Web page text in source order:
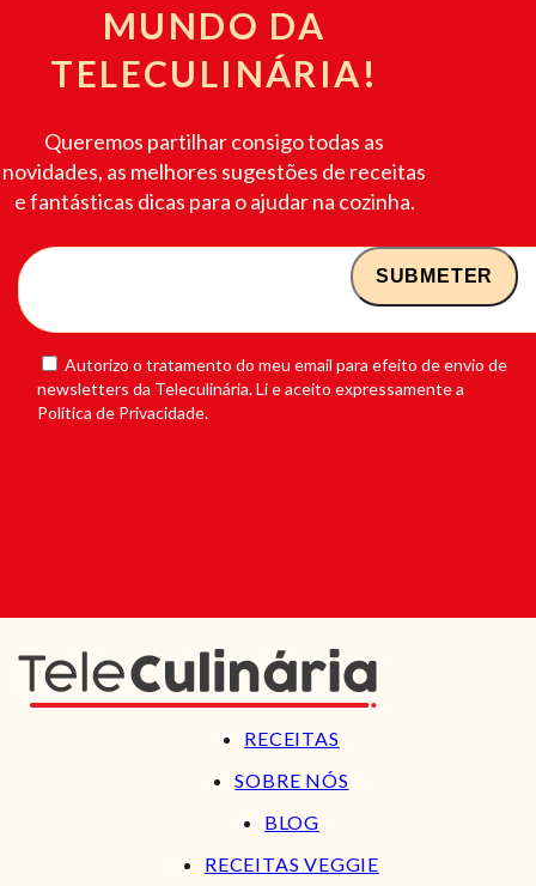
MUNDO DA
TELECULINÁRIA!
Queremos partilhar consigo todas as
novidades, as melhores sugestões de receitas
e fantásticas dicas para o ajudar na cozinha.
Autorizo o tratamento do meu email para efeito de envio de
newsletters da Teleculinária. Li e aceito expressamente a
Política de Privacidade.
RECEITAS
SOBRE NÓS
BLOG
RECEITAS VEGGIE